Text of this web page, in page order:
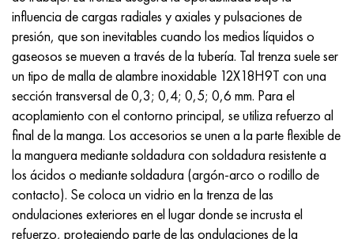
influencia de cargas radiales y axiales y pulsaciones de
presión, que son inevitables cuando los medios líquidos o
gaseosos se mueven a través de la tubería. Tal trenza suele ser
un tipo de malla de alambre inoxidable 12X18H9T con una
sección transversal de 0,3; 0,4; 0,5; 0,6 mm. Para el
acoplamiento con el contorno principal, se utiliza refuerzo al
final de la manga. Los accesorios se unen a la parte flexible de
la manguera mediante soldadura con soldadura resistente a
los ácidos o mediante soldadura (argón-arco o rodillo de
contacto). Se coloca un vidrio en la trenza de las
ondulaciones exteriores en el lugar donde se incrusta el
refuerzo, protegiendo parte de las ondulaciones de la
Incotherm
incotest
Jette M152
Cobalto 6B
maraging 250
René 41
47ND
47НХР
49KF
49K2F, 49K2FA-VI
Aleación 50N
Aleación 50NP
HN62VMYUT
HN62MVKYU
HN63MB
XN65VM
KhN65VMTYu
KhN67MVTYu
VT-35
PT-1M
PT-3V
PT-7M
2B
SPT-2 sv
1.4466 - AISI 310MoLn
Aleación Al6xn
15-7Ph® - 1.4532
PH 13-8 meses - 1.4534
1.4542 - 17-4Ph®
Custom 455® - 1.4543 - uns s45500
10X17H13M3T
10X18N18Yu4D
11X11N2V2MF
12Х18Н9Т
13X11N2V2MF
15x11mf
2,0872, CuNi10Fe1Mn, Cw352h
Bronce aluminio silicio
CW301G, C64200
bronce de silicio
C65500, CuAl11Fe3
C65620, CuSi3Fe2Zn3
latón rojo
C84400, CuSn2ZnPb
C83600, CuSn5ZnPb
45G2, 45g2, AISI 1144
Aleación de acero estructural
10g2, 10g2, AISI 1513
12X2H4A, 15NiCr13, 1.5752
AC14, 11SMnPb30
20G, 20mn5
Р6М5, 1.3343, hs6-5-2, sw7m
Р6М5К5, 1.3243, hs6-5-2-5
R6M5F3, 1.3344, hs6-5-3
9М4К8,1.3207
R12F3, 1.3318, sw12
P18, 1,3355, hs18-0-1, sw18